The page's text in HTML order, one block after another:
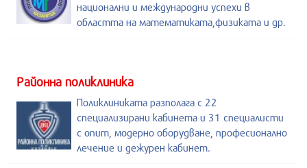
национални и международни успехи в
областта на математиката,физиката и др.
Районна поликлиника
Поликлиниката разполага с 22
специализирани кабинета и 31 специалисти
с опит, модерно оборудване, професионално
лечение и дежурен кабинет.